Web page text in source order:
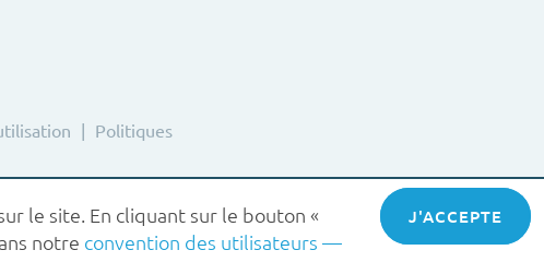
Politiques
le site. En cliquant sur le bouton «
notre convention des utilisateurs —
ACCEPT